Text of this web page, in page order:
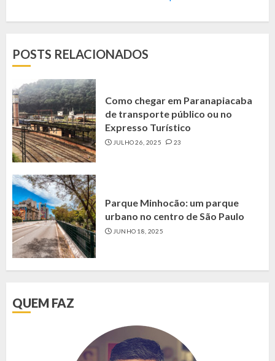
POSTS RELACIONADOS
Como chegar em Paranapiacaba
de transporte público ou no
Expresso Turístico
JULHO 26, 2025 23
Parque Minhocão: um parque
urbano no centro de São Paulo
JUNHO 18, 2025
QUEM FAZ